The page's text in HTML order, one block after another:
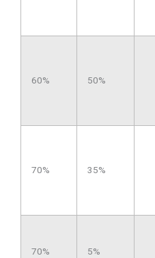
60% 50%
70% 35%
70% 5%